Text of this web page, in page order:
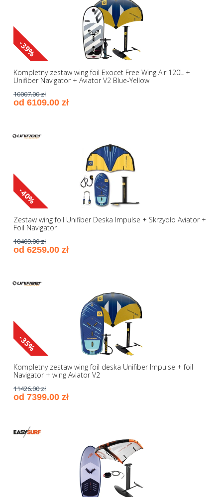
-39%
Kompletny zestaw wing foil Exocet Free Wing Air 120L +
Unifiber Navigator + Aviator V2 Blue-Yellow
10007.00 zł
od 6109.00 zł
-40%
Zestaw wing foil Unifiber Deska Impulse + Skrzydło Aviator +
Foil Navigator
10409.00 zł
od 6259.00 zł
-35%
Kompletny zestaw wing foil deska Unifiber Impulse + foil
Navigator + wing Aviator V2
11426.00 zł
od 7399.00 zł